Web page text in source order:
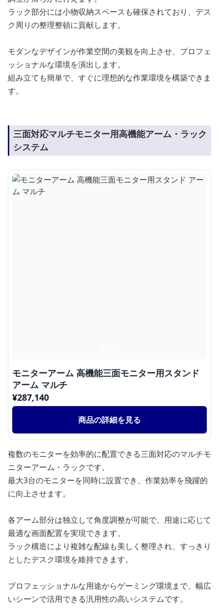
ラック部分には小物収納スペースも確保されており、デス
ク周りの整理整頓に貢献します。
モダンなデザインが作業空間の美観を向上させ、プロフェ
ッショナルな環境を演出します。
組み立ても簡単で、すぐに理想的な作業環境を構築できま
す。
三面対応マルチモニター用高機能アーム・ラック
システム
モニターアーム 高機能三面モニター用スタンド
アーム マルチ
¥287,140
商品の詳細を見る
複数のモニターを効率的に配置できる三面対応のマルチモ
ニターアーム・ラックです。
最大3台のモニターを同時に設置でき、作業効率を飛躍的
に向上させます。
各アーム部分は独立して角度調整が可能で、用途に応じて
最適な画面配置を実現できます。
ラック構造により複雑な配線も美しく整理され、すっきり
としたデスク環境を維持できます。
プロフェッショナルな用途からゲーミング環境まで、幅広
いシーンで活用できる汎用性の高いシステムです。